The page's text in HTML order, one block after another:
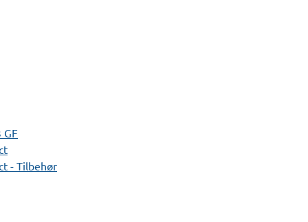
GF
- Tilbehør